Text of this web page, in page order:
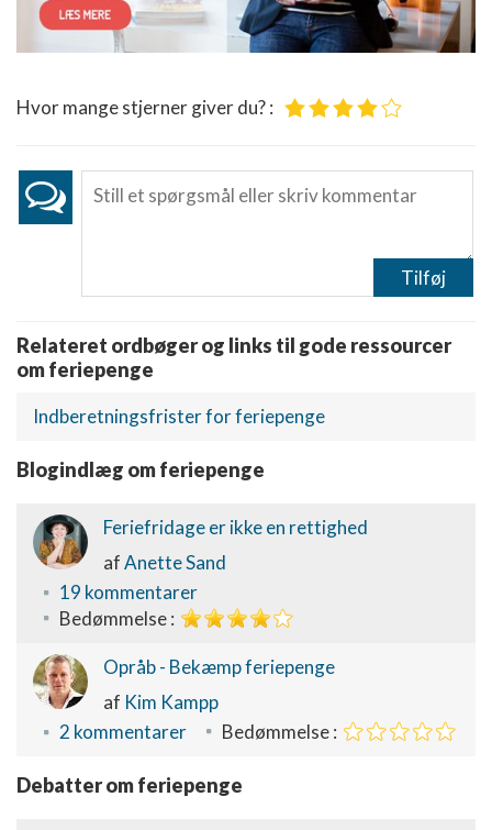
Hvor mange stjerner giver du? :
Tilføj
Relateret ordbøger og links til gode ressourcer
om feriepenge
Indberetningsfrister for feriepenge
Blogindlæg om feriepenge
Feriefridage er ikke en rettighed
afAnette Sand
19 kommentarer
Bedømmelse :
Opråb - Bekæmp feriepenge
af Kim Kampp
2 kommentarer
Bedømmelse :
Debatter om feriepenge